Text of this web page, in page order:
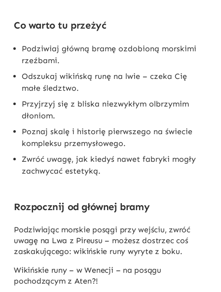
Co warto tu przeżyć
Podziwiaj główną bramę ozdobioną morskimi
rzeźbami.
Odszukaj wikińską runę na lwie – czeka Cię
małe śledztwo.
Przyjrzyj się z bliska niezwykłym olbrzymim
dłoniom.
Poznaj skalę i historię pierwszego na świecie
kompleksu przemysłowego.
Zwróć uwagę, jak kiedyś nawet fabryki mogły
zachwycać estetyką.
Rozpocznij od głównej bramy
Podziwiając morskie posągi przy wejściu, zwróć
uwagę na Lwa z Pireusu – możesz dostrzec coś
zaskakującego: wikińskie runy wyryte z boku.
Wikińskie runy – w Wenecji – na posągu
pochodzącym z Aten?!